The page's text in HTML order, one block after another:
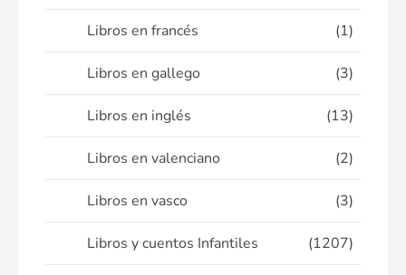
Libros en francés (1)
Libros en gallego (3)
Libros en inglés (13)
Libros en valenciano (2)
Libros en vasco (3)
Libros y cuentos Infantiles (1207)